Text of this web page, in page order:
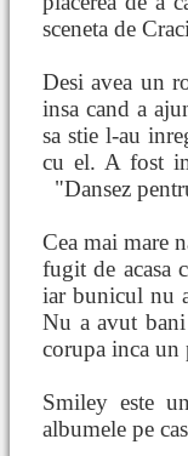
sceneta de
Desi avea un
insa cand a
sa stie l-au
cu el. A fost
"Dansez
Cea mai mare
fugit de acasa
iar bunicul nu
Nu a avut
corupa inca un
Smiley este
albumele pe